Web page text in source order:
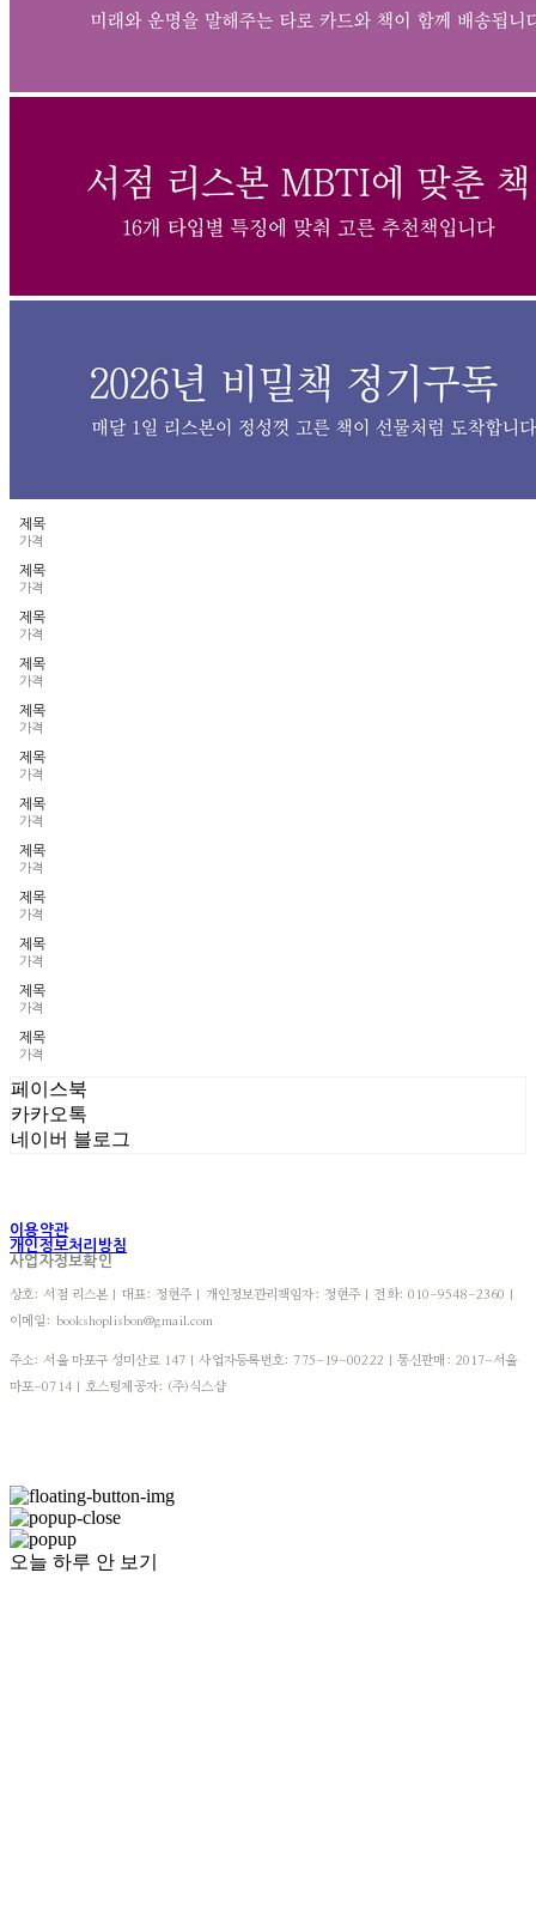
제목
가격
제목
가격
제목
가격
제목
가격
제목
가격
제목
가격
제목
가격
제목
가격
제목
가격
제목
가격
제목
가격
제목
가격
페이스북
카카오톡
네이버 블로그
이용약관
개인정보처리방침
사업자정보확인
상호: 서점 리스본 | 대표: 정현주 | 개인정보관리책임자: 정현주 | 전화: 010-9548-2360 |
이메일: bookshoplisbon@gmail.com
주소: 서울 마포구 성미산로 147 | 사업자등록번호: 775-19-00222 | 통신판매: 2017-서울
마포-0714| 호스팅제공자: (주)식스샵
오늘 하루 안 보기